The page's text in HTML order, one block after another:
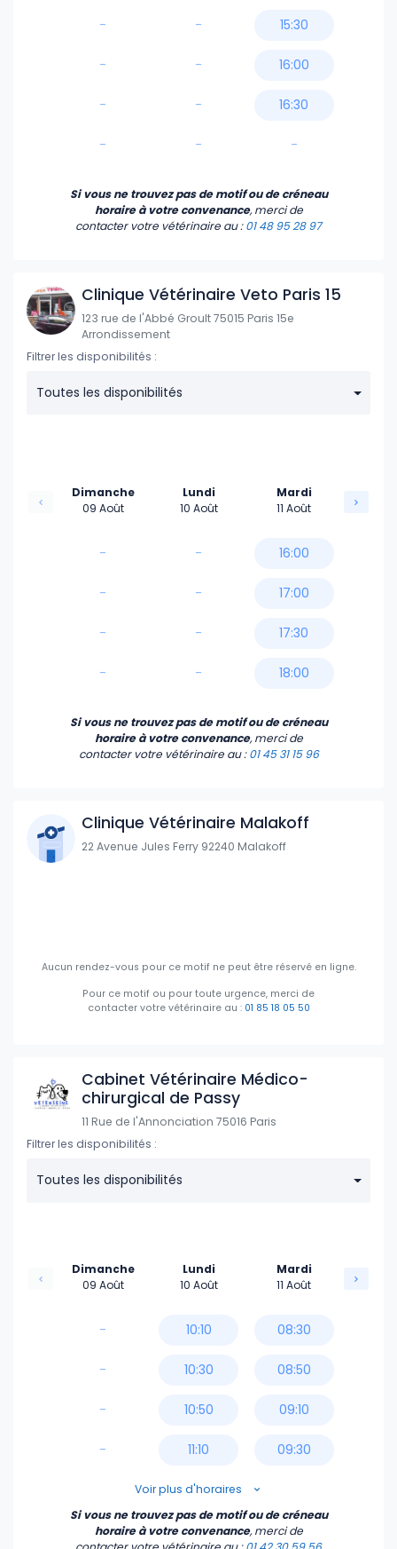
-
-
-
-
-
-
-
-
15:30
16:00
16:30
-
Si vous ne trouvez pas de motif ou de créneau
horaire à votre convenance, merci de
contacter votre vétérinaire au :01 48 95 28 97
Clinique Vétérinaire Veto Paris 15
123 rue de l'Abbé Groult 75015 Paris 15e
Arrondissement
Filtrer les disponibilités :
Toutes les disponibilités
Dimanche
09 Août
-
-
-
-
Lundi
10 Août
-
-
-
-
Mardi
11 Août
16:00
17:00
17:30
18:00
Si vous ne trouvez pas de motif ou de créneau
horaire à votre convenance, merci de
contacter votre vétérinaire au :01 45 31 15 96
Clinique Vétérinaire Malakoff
22 Avenue Jules Ferry 92240 Malakoff
Aucun rendez-vous pour ce motif ne peut être réservé en ligne.
Pour ce motif ou pour toute urgence, merci de
contacter votre vétérinaire au : 01 85 18 05 50
Cabinet Vétérinaire Médico-
chirurgical de Passy
11 Rue de l'Annonciation 75016 Paris
Filtrer les disponibilités :
Toutes les disponibilités
Dimanche
09 Août
-
-
-
-
Lundi
10 Août
10:10
10:30
10:50
11:10
11:30
11:50
Mardi
11 Août
08:30
08:50
09:10
09:30
10:10
Voir plus d'horaires
Si vous ne trouvez pas de motif ou de créneau
horaire à votre convenance, merci de